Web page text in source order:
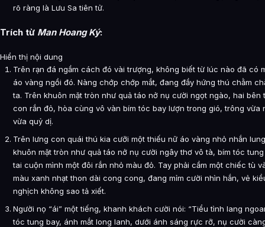
rõ ràng là Lưu Sa tiên tử.
Trích từ Man Hoang Ký:
Hiển thị nội dung
Trên rạn đá ngầm cách đó vài trượng, không biết từ lúc nào đã có
áo vàng ngồi đó. Nàng chớp chớp mắt, đang đầy hứng thú chằm
ta. Trên khuôn mặt tròn như quả táo nở nụ cười ngọt ngào, hai bên
con rắn đỏ, hòa cùng vô vàn bím tóc bay lượn trong gió, trông vừa
vừa quỷ dị.
Trên lưng con quái thú kia cưỡi một thiếu nữ áo vàng nhỏ nhắn
khuôn mặt tròn như quả táo nở nụ cười ngây thơ vô tà, bím tóc
tai cuộn mình một đôi rắn nhỏ màu đỏ. Tay phải cầm một chiếc tù
màu xanh nhạt thon dài cong cong, đang mỉm cười nhìn hắn, vẻ
nghịch không sao tả xiết.
Người nọ “ái” một tiếng, khanh khách cười nói: “Tiểu tình lang
tóc tung bay, ánh mắt long lanh, dưới ánh sáng rực rỡ, nụ cười